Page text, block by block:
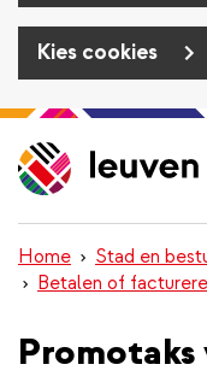
Kies cookies
Overslaan
en
naar
inhoud
gaan
Home
Stad en
Betalen of